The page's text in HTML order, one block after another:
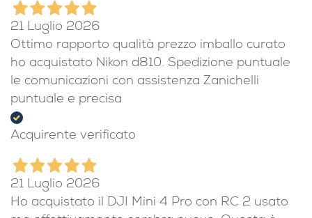
Acquirente verificato
21 Luglio 2026
Ottimo rapporto qualità prezzo imballo curato
ho acquistato Nikon d810. Spedizione puntuale
le comunicazioni con assistenza Zanichelli
Acquirente verificato